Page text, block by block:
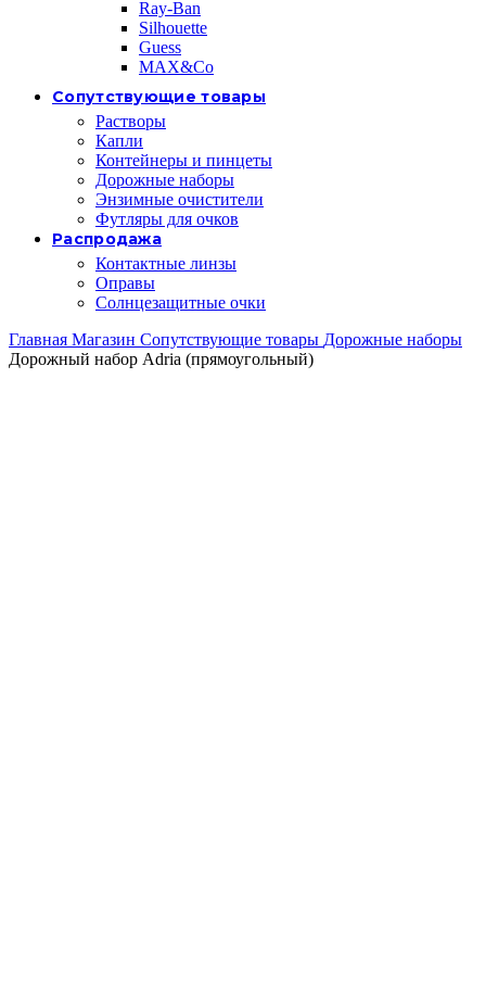
Ray-Ban
Silhouette
Guess
MAX&Co
Сопутствующие товары
Растворы
Капли
Контейнеры и пинцеты
Дорожные наборы
Энзимные очистители
Футляры для очков
Распродажа
Контактные линзы
Оправы
Солнцезащитные очки
Главная Магазин Сопутствующие товары Дорожные наборы
Дорожный набор Adria (прямоугольный)